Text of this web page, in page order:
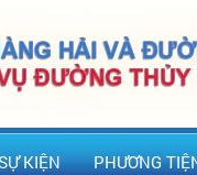
KIỆN PHƯƠNG